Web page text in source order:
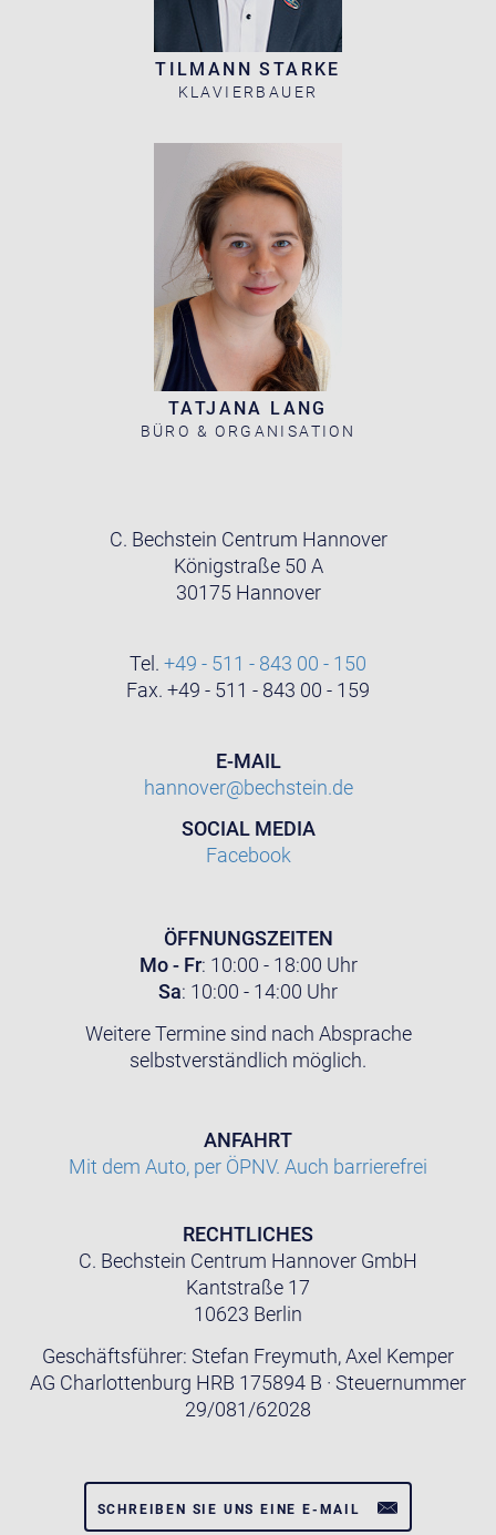
TILMANN STARKE
KLAVIERBAUER
TATJANA LANG
BÜRO & ORGANISATION
C. Bechstein Centrum Hannover
Königstraße 50 A
30175 Hannover
Tel. +49 - 511 - 843 00 - 150
Fax. +49 - 511 - 843 00 - 159
E-MAIL
hannover@bechstein.de
SOCIAL MEDIA
Facebook
ÖFFNUNGSZEITEN
Mo - Fr: 10:00 - 18:00 Uhr
Sa: 10:00 - 14:00 Uhr
Weitere Termine sind nach Absprache
selbstverständlich möglich.
ANFAHRT
Mit dem Auto, per ÖPNV. Auch barrierefrei
RECHTLICHES
C. Bechstein Centrum Hannover GmbH
Kantstraße 17
10623 Berlin
Geschäftsführer: Stefan Freymuth, Axel Kemper
AG Charlottenburg HRB 175894 B · Steuernummer
29/081/62028
SCHREIBEN SIE UNS EINE E-MAIL